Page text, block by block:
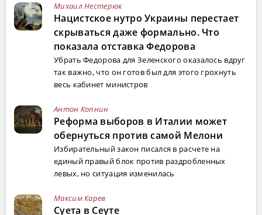
Михаил Нестерюк
Нацистское нутро Украины перестает
скрываться даже формально. Что
показала отставка Федорова
Убрать Федорова для Зеленского оказалось вдруг
так важно, что он готов был для этого грохнуть
весь кабинет министров
Антон Копнин
Реформа выборов в Италии может
обернуться против самой Мелони
Избирательный закон писался в расчете на
единый правый блок против раздробленных
левых, но ситуация изменилась
Максим Карев
Суета в Сеуте